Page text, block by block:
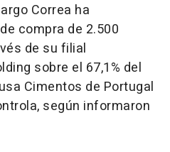
Correa ha
compra de 2.500
de su filial
sobre el 67,1% del
Cimentos de Portugal
según informaron